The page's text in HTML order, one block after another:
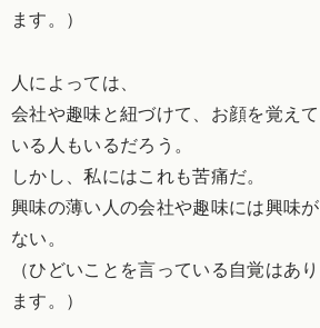
ます。）
人によっては、
会社や趣味と紐づけて、お顔を覚えて
いる人もいるだろう。
しかし、私にはこれも苦痛だ。
興味の薄い人の会社や趣味には興味が
ない。
（ひどいことを言っている自覚はあり
ます。）